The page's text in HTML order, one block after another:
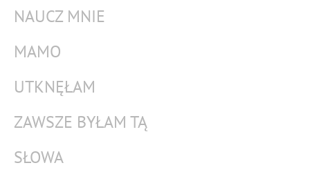
NAUCZ MNIE
MAMO
UTKNĘŁAM
ZAWSZE BYŁAM TĄ
SŁOWA